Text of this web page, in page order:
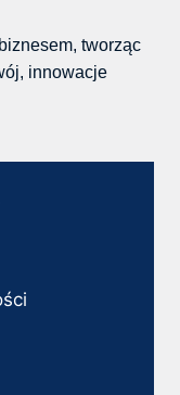
tworząc
innowacje